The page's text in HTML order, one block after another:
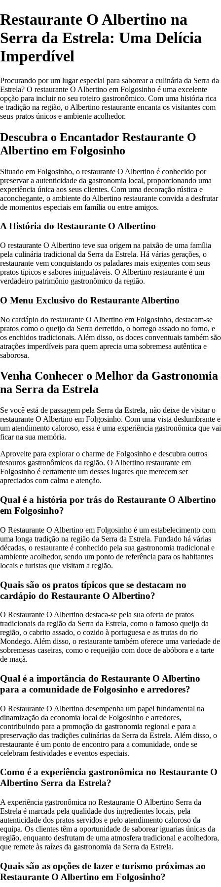
Restaurante O Albertino na
Serra da Estrela: Uma Delícia
Imperdível
Procurando por um lugar especial para saborear a culinária da Serra da
Estrela? O restaurante O Albertino em Folgosinho é uma excelente
opção para incluir no seu roteiro gastronômico. Com uma história rica
e tradição na região, o Albertino restaurante encanta os visitantes com
seus pratos únicos e ambiente acolhedor.
Descubra o Encantador Restaurante O
Albertino em Folgosinho
Situado em Folgosinho, o restaurante O Albertino é conhecido por
preservar a autenticidade da gastronomia local, proporcionando uma
experiência única aos seus clientes. Com uma decoração rústica e
aconchegante, o ambiente do Albertino restaurante convida a desfrutar
de momentos especiais em família ou entre amigos.
A História do Restaurante O Albertino
O restaurante O Albertino teve sua origem na paixão de uma família
pela culinária tradicional da Serra da Estrela. Há várias gerações, o
restaurante vem conquistando os paladares mais exigentes com seus
pratos típicos e sabores inigualáveis. O Albertino restaurante é um
verdadeiro patrimônio gastronômico da região.
O Menu Exclusivo do Restaurante Albertino
No cardápio do restaurante O Albertino em Folgosinho, destacam-se
pratos como o queijo da Serra derretido, o borrego assado no forno, e
os enchidos tradicionais. Além disso, os doces conventuais também são
atrações imperdíveis para quem aprecia uma sobremesa autêntica e
saborosa.
Venha Conhecer o Melhor da Gastronomia
na Serra da Estrela
Se você está de passagem pela Serra da Estrela, não deixe de visitar o
restaurante O Albertino em Folgosinho. Com uma vista deslumbrante e
um atendimento caloroso, essa é uma experiência gastronômica que vai
ficar na sua memória.
Aproveite para explorar o charme de Folgosinho e descubra outros
tesouros gastronômicos da região. O Albertino restaurante em
Folgosinho é certamente um desses lugares que merecem ser
apreciados com calma e atenção.
Qual é a história por trás do Restaurante O Albertino
em Folgosinho?
O Restaurante O Albertino em Folgosinho é um estabelecimento com
uma longa tradição na região da Serra da Estrela. Fundado há várias
décadas, o restaurante é conhecido pela sua gastronomia tradicional e
ambiente acolhedor, sendo um ponto de referência para os habitantes
locais e turistas que visitam a região.
Quais são os pratos típicos que se destacam no
cardápio do Restaurante O Albertino?
O Restaurante O Albertino destaca-se pela sua oferta de pratos
tradicionais da região da Serra da Estrela, como o famoso queijo da
região, o cabrito assado, o cozido à portuguesa e as trutas do rio
Mondego. Além disso, o restaurante também oferece uma variedade de
sobremesas caseiras, como o requeijão com doce de abóbora e a tarte
de maçã.
Qual é a importância do Restaurante O Albertino
para a comunidade de Folgosinho e arredores?
O Restaurante O Albertino desempenha um papel fundamental na
dinamização da economia local de Folgosinho e arredores,
contribuindo para a promoção da gastronomia regional e para a
preservação das tradições culinárias da Serra da Estrela. Além disso, o
restaurante é um ponto de encontro para a comunidade, onde se
celebram festividades e eventos especiais.
Como é a experiência gastronômica no Restaurante O
Albertino Serra da Estrela?
A experiência gastronômica no Restaurante O Albertino Serra da
Estrela é marcada pela qualidade dos ingredientes locais, pela
autenticidade dos pratos servidos e pelo atendimento caloroso da
equipa. Os clientes têm a oportunidade de saborear iguarias únicas da
região, enquanto desfrutam de uma atmosfera tradicional e acolhedora,
que remete às raízes da gastronomia da Serra da Estrela.
Quais são as opções de lazer e turismo próximas ao
Restaurante O Albertino em Folgosinho?